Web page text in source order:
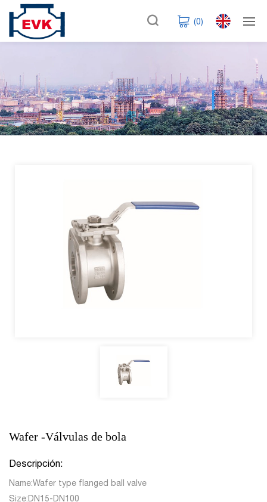
(0)
Wafer -Válvulas de bola
Descripción:
Name:Wafer type flanged ball valve
Size:DN15-DN100